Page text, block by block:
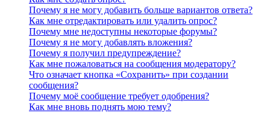
Почему я не могу добавить больше вариантов ответа?
Как мне отредактировать или удалить опрос?
Почему мне недоступны некоторые форумы?
Почему я не могу добавлять вложения?
Почему я получил предупреждение?
Как мне пожаловаться на сообщения модератору?
Что означает кнопка «Сохранить» при создании
сообщения?
Почему моё сообщение требует одобрения?
Как мне вновь поднять мою тему?